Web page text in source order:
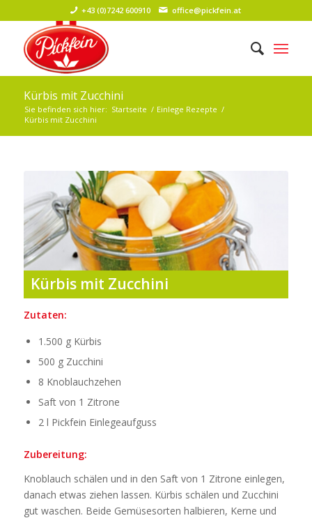
+43 (0)7242 600910 office@pickfein.at
Kürbis mit Zucchini
Sie befinden sich hier: Startseite / Einlege Rezepte /
Kürbis mit Zucchini
Kürbis mit Zucchini
Zutaten:
1.500 g Kürbis
500 g Zucchini
8 Knoblauchzehen
Saft von 1 Zitrone
2 l Pickfein Einlegeaufguss
Zubereitung:
Knoblauch schälen und in den Saft von 1 Zitrone einlegen,
danach etwas ziehen lassen. Kürbis schälen und Zucchini
gut waschen. Beide Gemüsesorten halbieren, Kerne und